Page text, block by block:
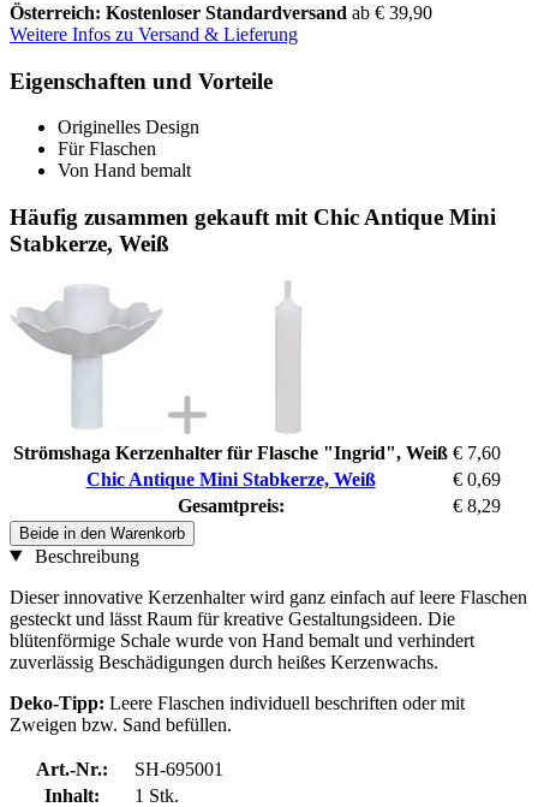
Österreich: Kostenloser Standardversand ab € 39,90
Weitere Infos zu Versand & Lieferung
Eigenschaften und Vorteile
Originelles Design
Für Flaschen
Von Hand bemalt
Häufig zusammen gekauft mit Chic Antique Mini
Stabkerze, Weiß
Strömshaga Kerzenhalter für Flasche "Ingrid", Weiß € 7,60
Chic Antique Mini Stabkerze, Weiß
€ 0,69
Gesamtpreis:
€ 8,29
Beide in den Warenkorb
Beschreibung
Dieser innovative Kerzenhalter wird ganz einfach auf leere Flaschen
gesteckt und lässt Raum für kreative Gestaltungsideen. Die
blütenförmige Schale wurde von Hand bemalt und verhindert
zuverlässig Beschädigungen durch heißes Kerzenwachs.
Deko-Tipp: Leere Flaschen individuell beschriften oder mit
Zweigen bzw. Sand befüllen.
Art.-Nr.:
SH-695001
Inhalt:
1 Stk.